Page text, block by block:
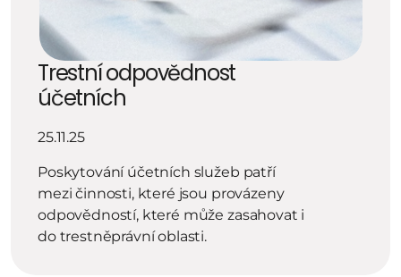
Trestní odpovědnost
účetních
25.11.25
Poskytování účetních služeb patří
mezi činnosti, které jsou provázeny
odpovědností, které může zasahovat i
do trestněprávní oblasti.